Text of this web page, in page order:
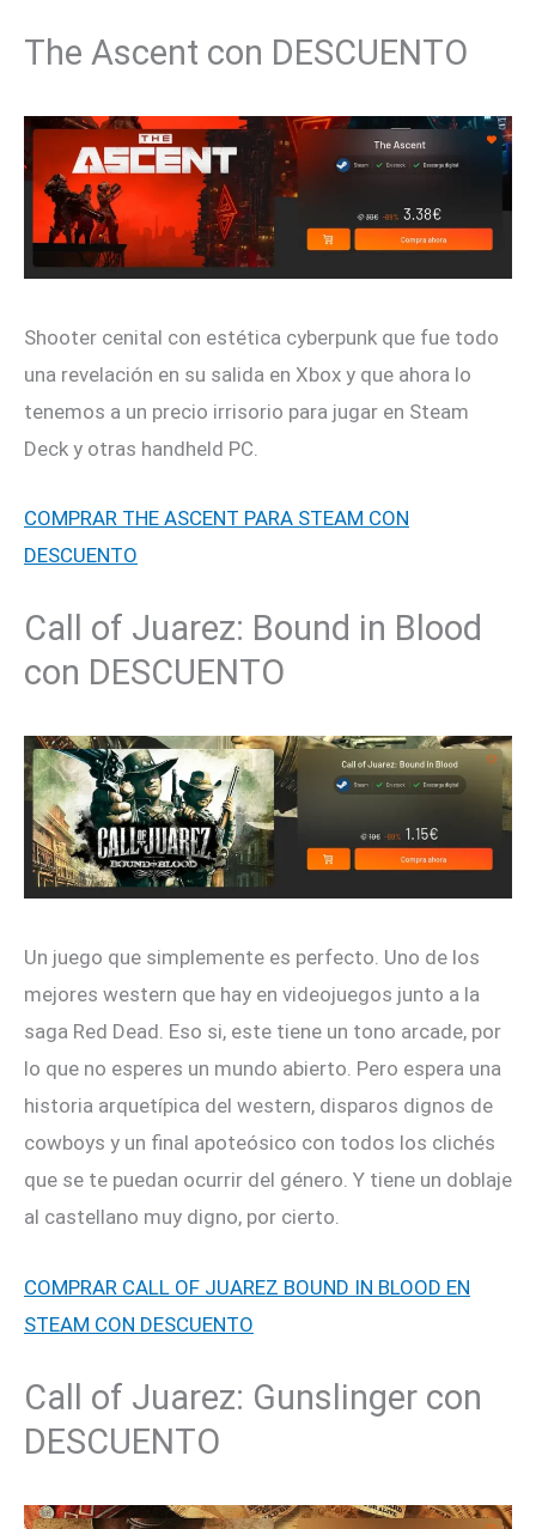
The Ascent con DESCUENTO
Shooter cenital con estética cyberpunk que fue todo
una revelación en su salida en Xbox y que ahora lo
tenemos a un precio irrisorio para jugar en Steam
Deck y otras handheld PC.
COMPRAR THE ASCENT PARA STEAM CON
DESCUENTO
Call of Juarez: Bound in Blood
con DESCUENTO
Un juego que simplemente es perfecto. Uno de los
mejores western que hay en videojuegos junto a la
saga Red Dead. Eso si, este tiene un tono arcade, por
lo que no esperes un mundo abierto. Pero espera una
historia arquetípica del western, disparos dignos de
cowboys y un final apoteósico con todos los clichés
que se te puedan ocurrir del género. Y tiene un doblaje
al castellano muy digno, por cierto.
COMPRAR CALL OF JUAREZ BOUND IN BLOOD EN
STEAM CON DESCUENTO
Call of Juarez: Gunslinger con
DESCUENTO